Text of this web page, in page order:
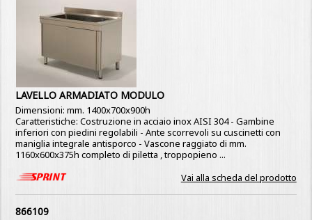
LAVELLO ARMADIATO MODULO
Dimensioni: mm. 1400x700x900h
Caratteristiche: Costruzione in acciaio inox AISI 304 - Gambine
inferiori con piedini regolabili - Ante scorrevoli su cuscinetti con
maniglia integrale antisporco - Vascone raggiato di mm.
1160x600x375h completo di piletta , troppopieno ...
Vai alla scheda del prodotto
866109